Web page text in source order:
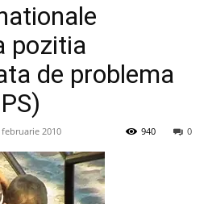
pozitia
de problema
februarie 2010 0
940